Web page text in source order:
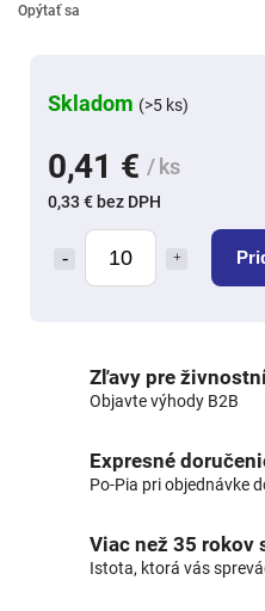
0,41 € / ks
0,33 € bez DPH
Skladom (>5 ks)
Opýtať sa
Zľavy pre
Objavte výhody B2B
Expresné
Po-Pia pri objednávke
Viac než 35 rokov
Istota, ktorá vás